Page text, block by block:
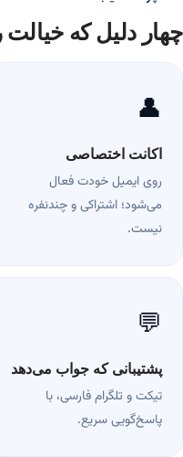
چهار دلیل که
👤
اکانت اختصاصی
روی ایمیل خودت فعال
می‌شود؛ اشتراکی و چندنفره
نیست.
💬
پشتیبانی که جواب می‌دهد
تیکت و تلگرام فارسی، با
پاسخ‌گویی سریع.